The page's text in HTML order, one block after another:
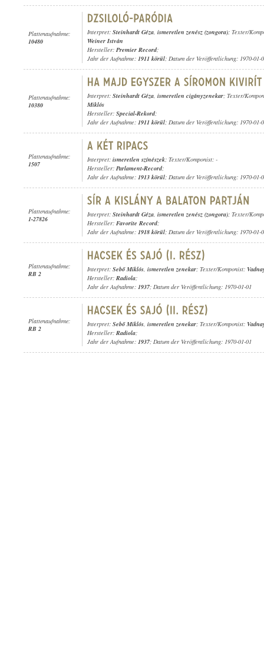
Plattenaufnahme:
10480
Interpret: Steinhardt Géza, ismeretlen zenész (zongora); Texter/
Weiner István
Hersteller: Premier Record;
Jahr der Aufnahme: 1911 körül; Datum der Veröffentlichung: 1970-01-
Plattenaufnahme:
10380
Interpret: Steinhardt Géza, ismeretlen cigányzenekar; Texter/
Miklós
Hersteller: Special-Rekord;
Jahr der Aufnahme: 1911 körül; Datum der Veröffentlichung: 1970-01-
Plattenaufnahme:
1507
Interpret: ismeretlen színészek; Texter/Komponist: -
Hersteller: Parlament-Record;
Jahr der Aufnahme: 1913 körül; Datum der Veröffentlichung: 1970-01-
Plattenaufnahme:
1-27826
Interpret: Steinhardt Géza, ismeretlen zenész (zongora); Texter/
Hersteller: Favorite Record;
Jahr der Aufnahme: 1918 körül; Datum der Veröffentlichung: 1970-01-
Plattenaufnahme:
RB 2
Interpret: Sebő Miklós, ismeretlen zenekar; Texter/Komponist:
Hersteller: Radiola;
Jahr der Aufnahme: 1937; Datum der Veröffentlichung: 1970-01-01
Plattenaufnahme:
RB 2
Interpret: Sebő Miklós, ismeretlen zenekar; Texter/Komponist:
Hersteller: Radiola;
Jahr der Aufnahme: 1937; Datum der Veröffentlichung: 1970-01-01